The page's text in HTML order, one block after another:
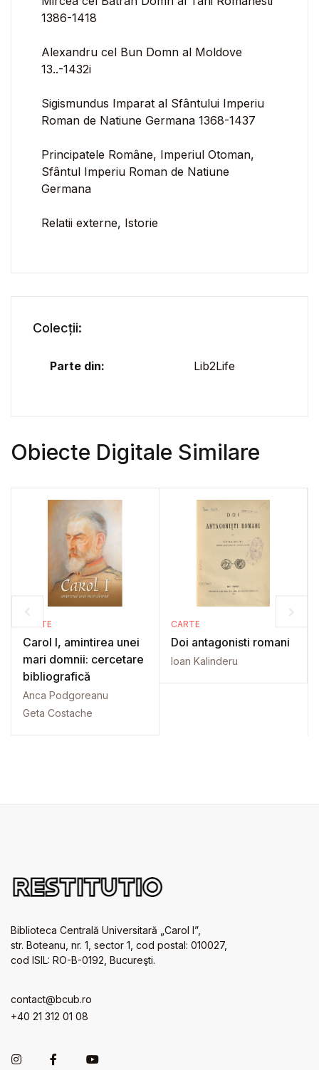
1386-1418
Alexandru cel Bun Domn al Moldove
13..-1432i
Sigismundus Imparat al Sfântului Imperiu
Roman de Natiune Germana 1368-1437
Principatele Române, Imperiul Otoman,
Sfântul Imperiu Roman de Natiune
Germana
Relatii externe, Istorie
Colecții:
Parte din: Lib2Life
Obiecte Digitale Similare
CARTE
Carol I, amintirea unei
mari domnii: cercetare
bibliografică
Anca Podgoreanu
Geta Costache
CARTE
Doi antagonisti romani
Ioan Kalinderu
Biblioteca Centrală Universitară „Carol I”,
str. Boteanu, nr. 1, sector 1, cod postal: 010027,
cod ISIL: RO-B-0192, Bucureşti.
contact@bcub.ro
+40 21 312 01 08